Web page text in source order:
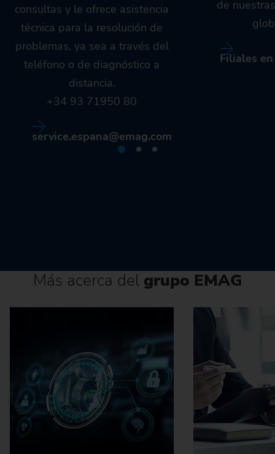
consultas y le ofrece asistencia
técnica para la resolución de
problemas, ya sea a través del
teléfono o de diagnóstico a
distancia.
+34 93 71950 80
service.espana@emag.com
de
Filiales
Más acerca del grupo EMAG